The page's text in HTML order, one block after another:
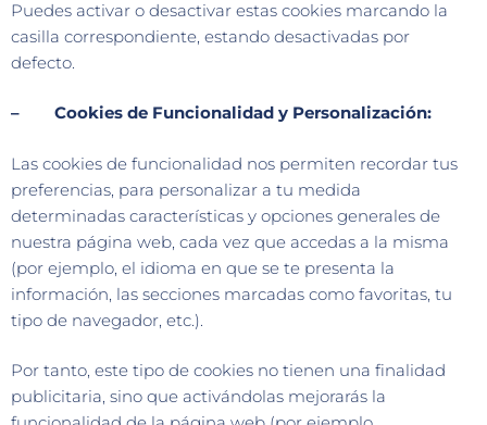
Puedes activar o desactivar estas cookies marcando la
casilla correspondiente, estando desactivadas por
defecto.
– Cookies de Funcionalidad y Personalización:
Las cookies de funcionalidad nos permiten recordar tus
preferencias, para personalizar a tu medida
determinadas características y opciones generales de
nuestra página web, cada vez que accedas a la misma
(por ejemplo, el idioma en que se te presenta la
información, las secciones marcadas como favoritas, tu
tipo de navegador, etc.).
Por tanto, este tipo de cookies no tienen una finalidad
publicitaria, sino que activándolas mejorarás la